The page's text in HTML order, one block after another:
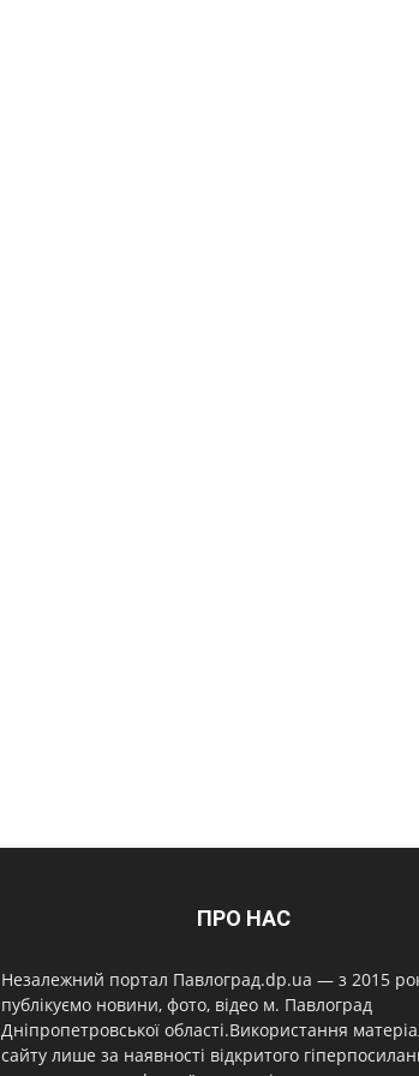
ПРО НАС
Незалежний портал Павлоград.dp.ua — з 2015
публікуємо новини, фото, відео м. Павлоград
Дніпропетровської області.Використання
сайту лише за наявності відкритого